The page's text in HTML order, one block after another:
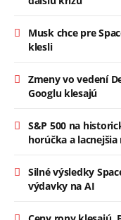
Musk chce pre
klesli
Zmeny vo vedení
Googlu klesajú
S&P 500 na
horúčka a lacnejšia
Silné výsledky
výdavky na AI